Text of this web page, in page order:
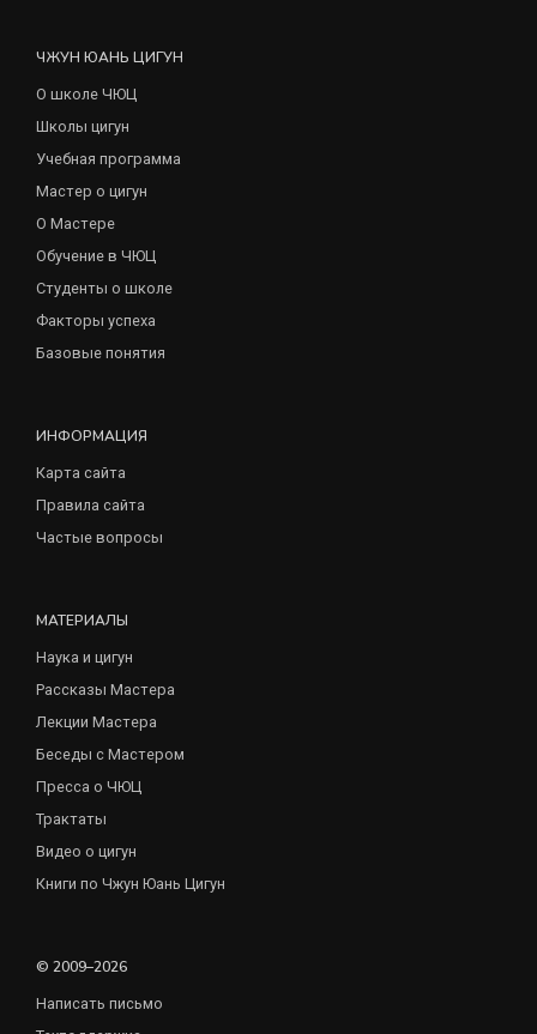
ЧЖУН ЮАНЬ ЦИГУН
О школе ЧЮЦ
Школы цигун
Учебная программа
Мастер о цигун
О Мастере
Обучение в ЧЮЦ
Студенты о школе
Факторы успеха
Базовые понятия
ИНФОРМАЦИЯ
Карта сайта
Правила сайта
Частые вопросы
МАТЕРИАЛЫ
Наука и цигун
Рассказы Мастера
Лекции Мастера
Беседы с Мастером
Пресса о ЧЮЦ
Трактаты
Видео о цигун
Книги по Чжун Юань Цигун
© 2009–2026
Написать письмо